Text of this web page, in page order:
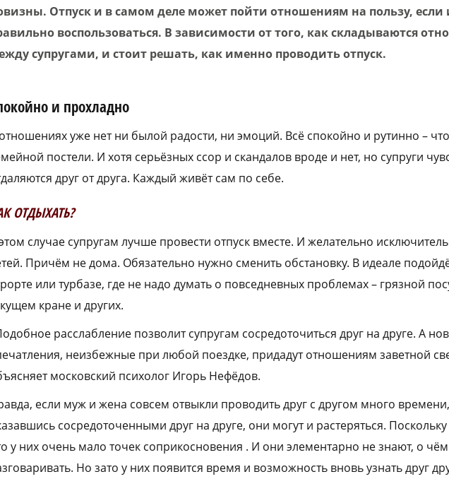
Отпуск и в самом деле может пойти отношениям на пользу, если
воспользоваться. В зависимости от того, как складываются
супругами, и стоит решать, как именно проводить отпуск.
и прохладно
уже нет ни былой радости, ни эмоций. Всё спокойно и рутинно –
постели. И хотя серьёзных ссор и скандалов вроде и нет, но супруги
друг от друга. Каждый живёт сам по себе.
ОТДЫХАТЬ?
случае супругам лучше провести отпуск вместе. И желательно
Причём не дома. Обязательно нужно сменить обстановку. В идеале
или турбазе, где не надо думать о повседневных проблемах – грязной
кране и других.
расслабление позволит супругам сосредоточиться друг на друге. А
неизбежные при любой поездке, придадут отношениям заветной
московский психолог Игорь Нефёдов.
если муж и жена совсем отвыкли проводить друг с другом много
сосредоточенными друг на друге, они могут и растеряться.
у них очень мало точек соприкосновения . И они элементарно не знают, о чём
Но зато у них появится время и возможность вновь узнать друг